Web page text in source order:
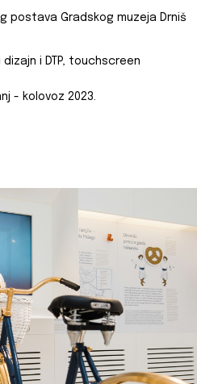
postava Gradskog muzeja Drniš
i DTP, touchscreen
- kolovoz 2023.